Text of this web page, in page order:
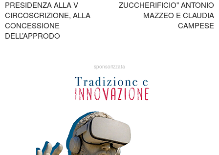
PRESIDENZA ALLA V
CIRCOSCRIZIONE, ALLA
CONCESSIONE
DELL’APPRODO
ZUCCHERIFICIO" ANTONIO
MAZZEO E CLAUDIA
CAMPESE
sponsorizzata